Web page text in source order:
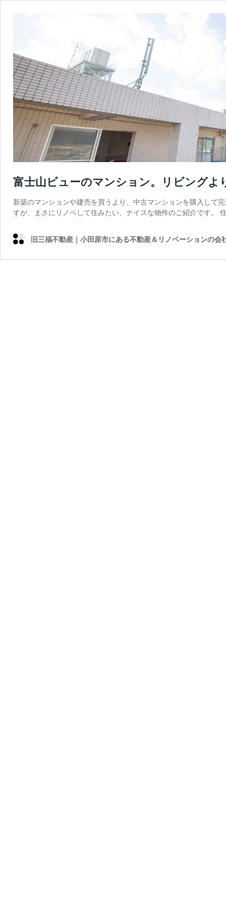
富士山ビューのマンション。リビングよ
新築のマンションや建売を買うより、中古マンションを購入して
すが、まさにリノベして住みたい、ナイスな物件のご紹介です。
旧三福不動産｜小田原市にある不動産＆リノベーションの会